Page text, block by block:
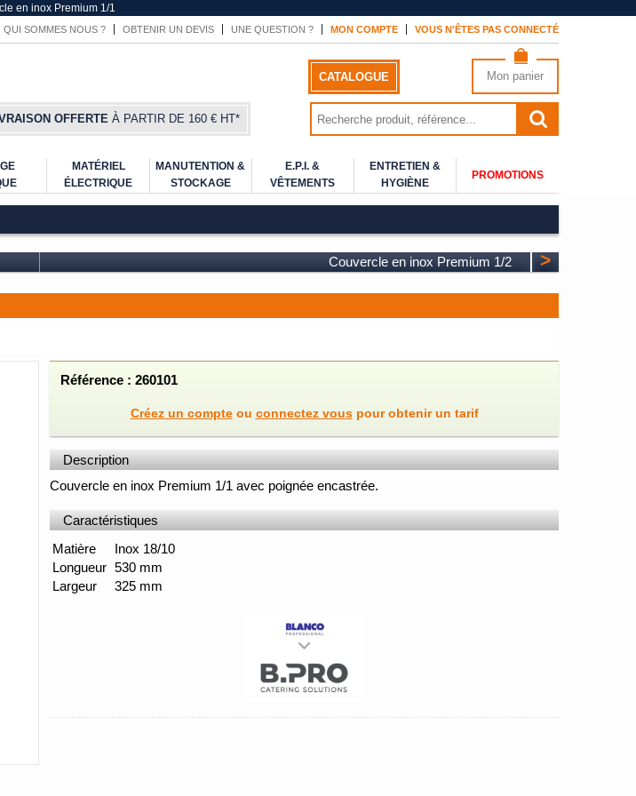
en inox Premium 1/1
QUI SOMMES NOUS ? OBTENIR UN DEVIS UNE QUESTION ? MON COMPTE VOUS N'ÊTES PAS CONNECTÉ
OFFERTE À PARTIR DE 160 € HT*
CATALOGUE Mon panier
MATÉRIEL
ÉLECTRIQUE
MANUTENTION &
STOCKAGE
E.P.I. &
VÊTEMENTS
ENTRETIEN &
HYGIÈNE
PROMOTIONS
Couvercle en inox Premium 1/2 >
Référence : 260101
Créez un compteou connectez vouspour obtenir un tarif
Description
Couvercle en inox Premium 1/1 avec poignée encastrée.
Caractéristiques
Matière
Inox 18/10
Longueur 530 mm
Largeur
325 mm